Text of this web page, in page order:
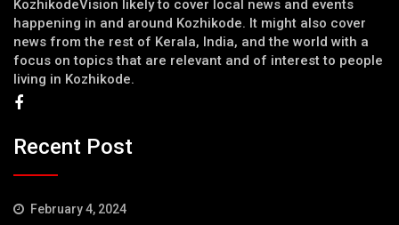
KozhikodeVision likely to cover local news and events
happening in and around Kozhikode. It might also cover
news from the rest of Kerala, India, and the world with a
focus on topics that are relevant and of interest to people
living in Kozhikode.
Recent Post
February 4, 2024